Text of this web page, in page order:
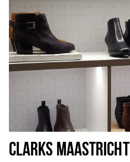
CLARKS MAASTRICHT